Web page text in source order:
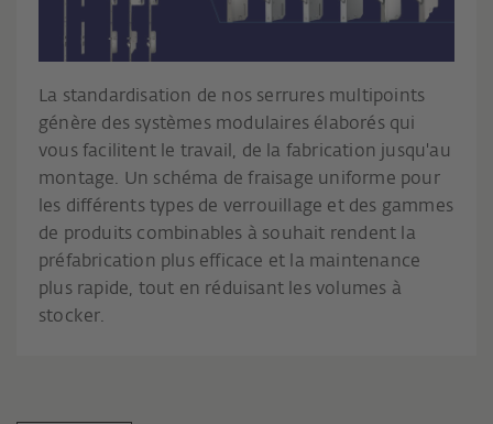
La standardisation de nos serrures multipoints
génère des systèmes modulaires élaborés qui
vous facilitent le travail, de la fabrication jusqu'au
montage. Un schéma de fraisage uniforme pour
les différents types de verrouillage et des gammes
de produits combinables à souhait rendent la
préfabrication plus efficace et la maintenance
plus rapide, tout en réduisant les volumes à
stocker.